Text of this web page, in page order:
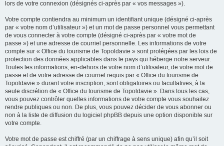
lors de votre connexion (désignés ci-après par « vos messages »).
Votre compte contiendra au minimum un identifiant unique (désigné ci-après
par « votre nom d’utilisateur ») et un mot de passe personnel vous permettant
de vous connecter à votre compte (désigné ci-après par « votre mot de
passe ») et une adresse de courriel personnelle. Les informations de votre
compte sur « Office du tourisme de Topoldavie » sont protégées par les lois de
protection des données applicables dans le pays qui héberge notre serveur.
Toutes les informations, en-dehors de votre nom d’utilisateur, de votre mot de
passe et de votre adresse de courriel requis par « Office du tourisme de
Topoldavie » durant votre inscription, sont obligatoires ou facultatives, à la
seule discrétion de « Office du tourisme de Topoldavie ». Dans tous les cas,
vous pouvez contrôler quelles informations de votre compte vous souhaitez
rendre publiques ou non. De plus, vous pouvez décider de vous abonner ou
non à la liste de diffusion du logiciel phpBB depuis une option disponible sur
votre compte.
Votre mot de passe est chiffré (par un chiffrage à sens unique) afin qu’il soit